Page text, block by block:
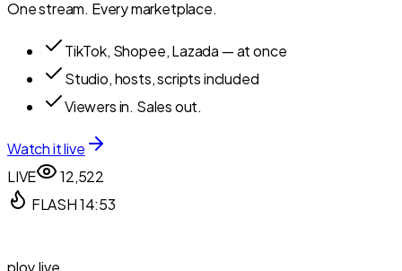
One stream. Every marketplace.
TikTok, Shopee, Lazada — at once
Studio, hosts, scripts included
Viewers in. Sales out.
Watch it live
LIVE
12,522
FLASH14:53
ploy.live